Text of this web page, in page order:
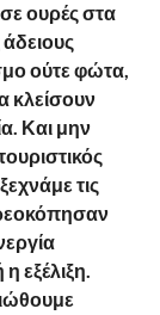
ουρές στα
ούτε φώτα,
κλείσουν
Και μην
τις
εξέλιξη.